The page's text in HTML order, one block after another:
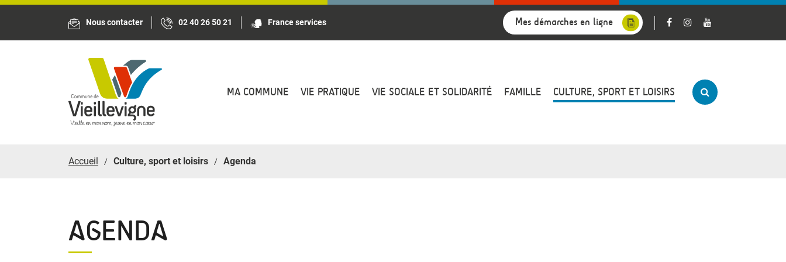
Nous contacter 02 40 26 50 21 France services Mes démarches en ligne
MA COMMUNE VIE PRATIQUE VIE SOCIALE ET SOLIDARITÉ FAMILLE CULTURE, SPORT ET LOISIRS
Accueil Culture, sport et loisirs Agenda
AGENDA
Panneau de gestion des cookies